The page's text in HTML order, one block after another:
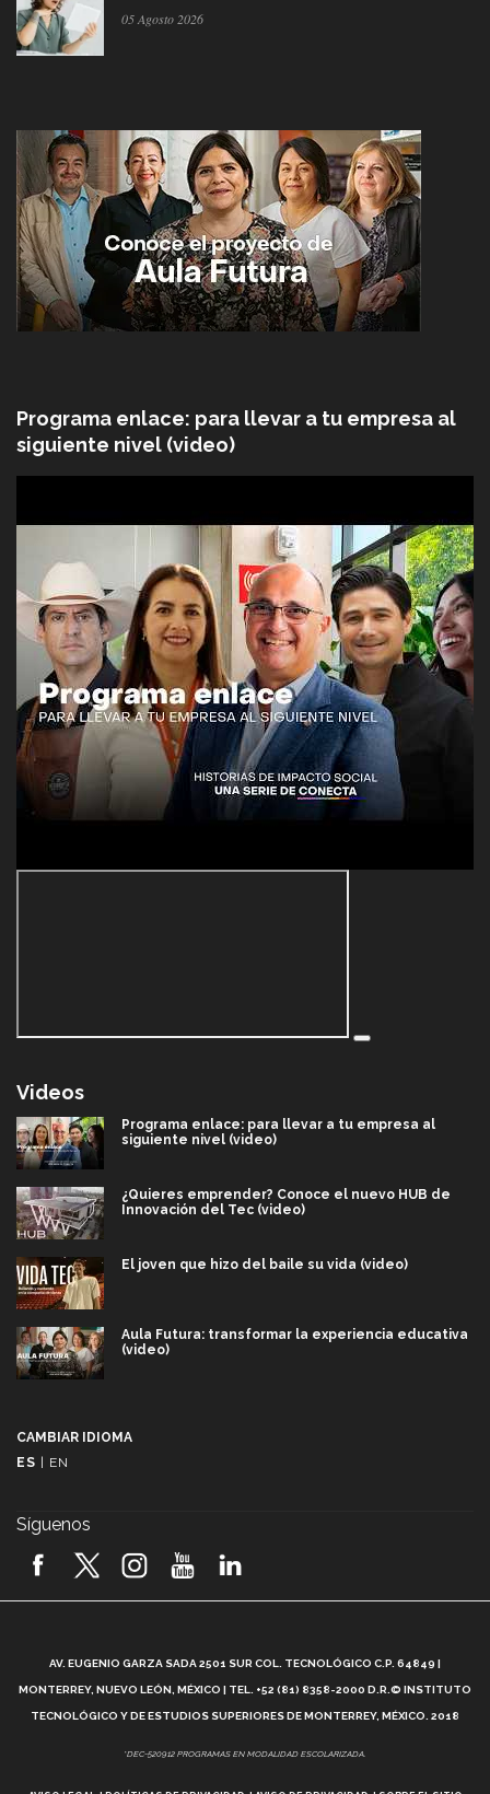
05 Agosto 2026
Programa enlace: para llevar a tu empresa al
siguiente nivel (video)
Videos
Programa enlace: para llevar a tu empresa al
siguiente nivel (video)
¿Quieres emprender? Conoce el nuevo HUB de
Innovación del Tec (video)
El joven que hizo del baile su vida (video)
Aula Futura: transformar la experiencia educativa
(video)
2026! (video)
¿Cómo es el Modelo Educativo Tec? (video)
Vida Tec: Feminismo e Inteligencia Artificial, Paola
CAMBIAR IDIOMA
ES | EN
Síguenos
AV. EUGENIO GARZA SADA 2501 SUR COL. TECNOLÓGICO C.P. 64849 |
MONTERREY, NUEVO LEÓN, MÉXICO | TEL. +52 (81) 8358-2000 D.R.© INSTITUTO
TECNOLÓGICO Y DE ESTUDIOS SUPERIORES DE MONTERREY, MÉXICO. 2018
*DEC-520912 PROGRAMAS EN MODALIDAD ESCOLARIZADA.